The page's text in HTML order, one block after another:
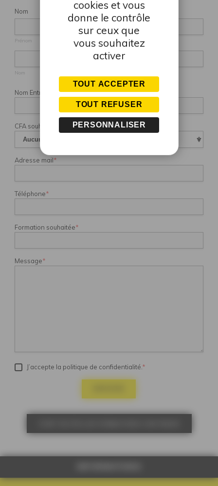
cookies et vous
donne le contrôle
sur ceux que
vous souhaitez
activer
TOUT ACCEPTER
TOUT REFUSER
PERSONNALISER
Nom
Prénom
Nom
Nom Entreprise*
CFA souhaité
Adresse mail*
Téléphone*
Formation souhaitée*
Message*
J’accepte la politique de confidentialité. *